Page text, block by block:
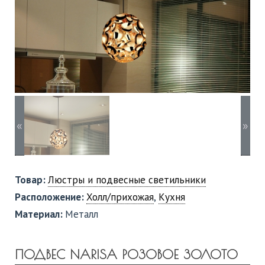
« »
Товар:Люстры и подвесные светильники
Расположение:Холл/прихожая, Кухня
Материал: Металл
ПОДВЕС NARISA РОЗОВОЕ ЗОЛОТО